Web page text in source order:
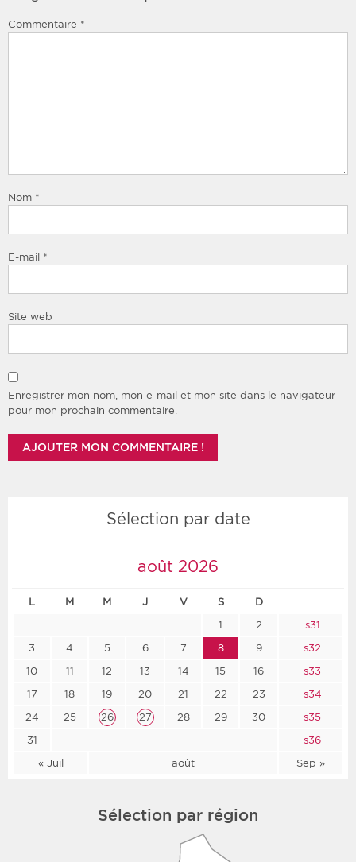
Commentaire *
Nom *
E-mail *
Site web
Enregistrer mon nom, mon e-mail et mon site dans le navigateur
pour mon prochain commentaire.
Sélection par date
août 2026
L M M J V S D
« Juil août Sep »
1 2
s31
3
4 5 6 7 8 9
s32
10
11 12 13 14 15 16
s33
17
18 19 20 21 22 23
s34
24
25 26 27 28 29 30
s35
31
s36
Sélection par région